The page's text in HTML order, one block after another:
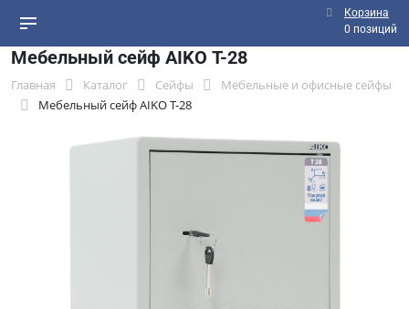
Корзина
0 позиций
Мебельный сейф AIKO Т-28
Главная Каталог Сейфы
Мебельные и офисные сейфы
Мебельный сейф AIKO Т-28